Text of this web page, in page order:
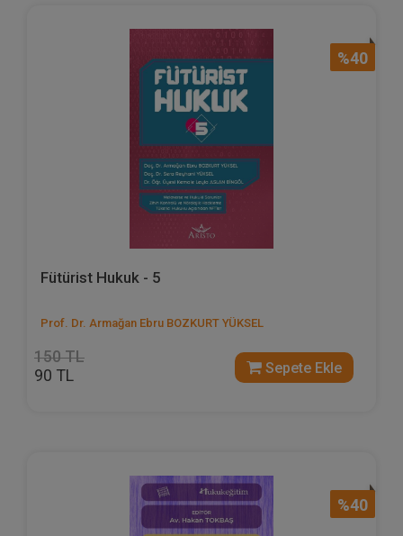
%40
Fütürist Hukuk - 5
Prof. Dr. Armağan Ebru BOZKURT YÜKSEL
150 TL
90 TL Sepete Ekle
%40